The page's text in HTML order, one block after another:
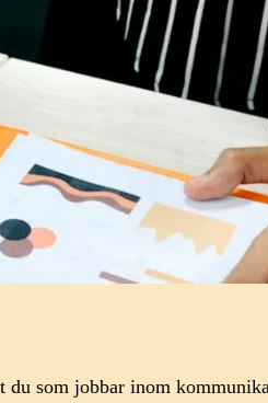
som jobbar inom